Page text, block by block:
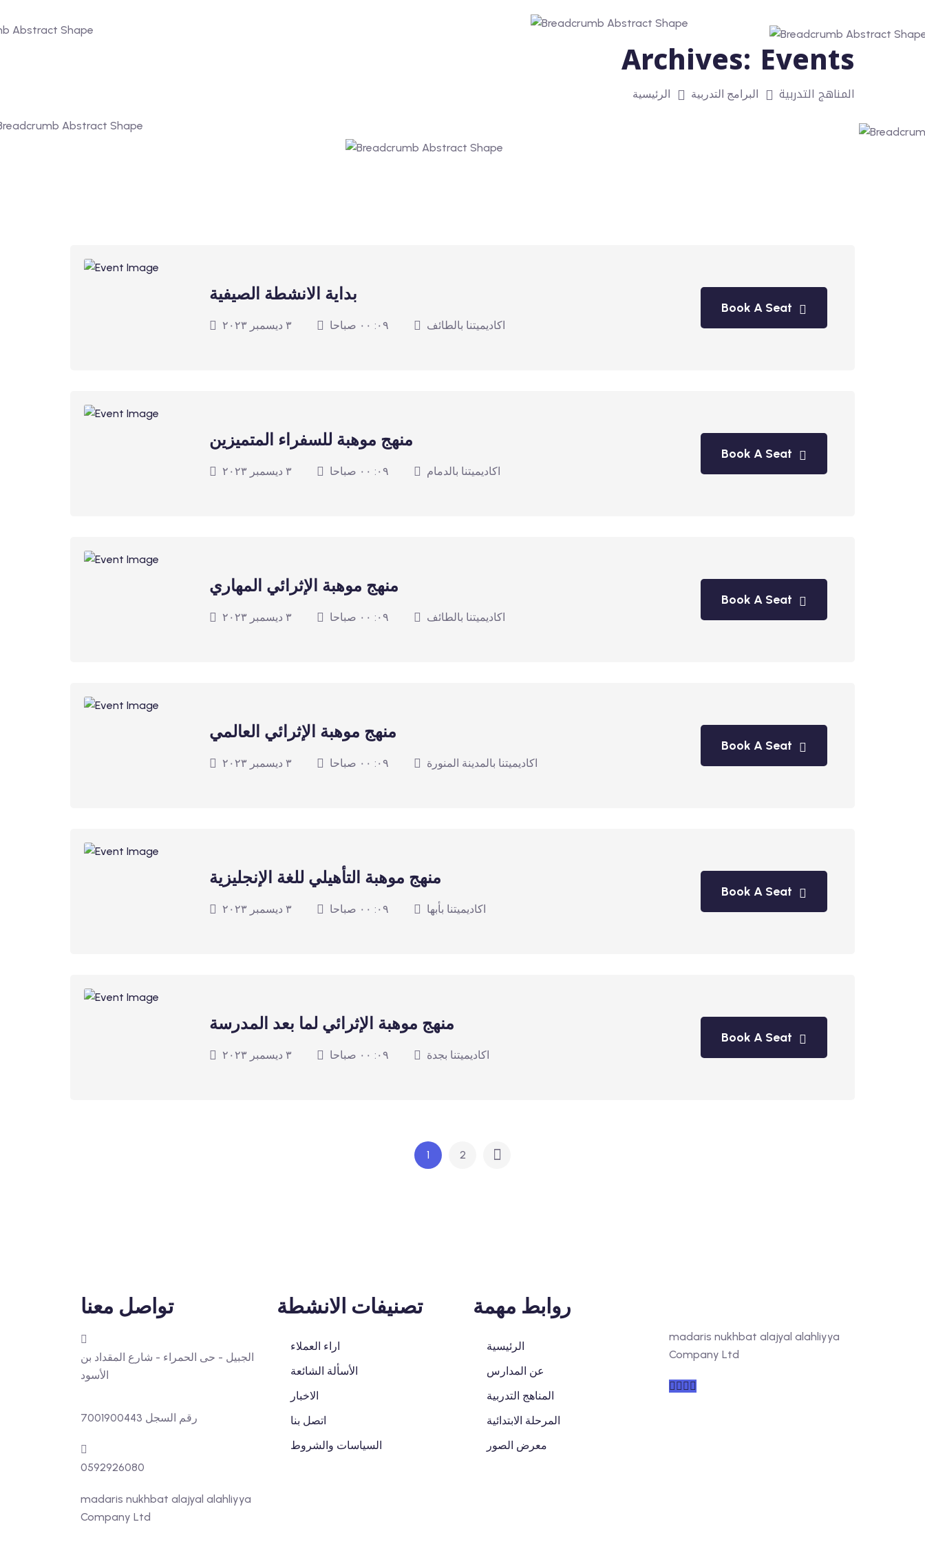
Archives: Events
الرئيسية البرامج التدربية المناهج التدربية
بداية الانشطة الصيفية
٣ ديسمبر ٢٠٢٣ ٠٩: ٠٠ صباحا اكاديميتنا بالطائف
Book A Seat
منهج موهبة للسفراء المتميزين
٣ ديسمبر ٢٠٢٣ ٠٩: ٠٠ صباحا اكاديميتنا بالدمام
Book A Seat
منهج موهبة الإثرائي المهاري
٣ ديسمبر ٢٠٢٣ ٠٩: ٠٠ صباحا اكاديميتنا بالطائف
Book A Seat
منهج موهبة الإثرائي العالمي
٣ ديسمبر ٢٠٢٣ ٠٩: ٠٠ صباحا اكاديميتنا بالمدينة المنورة
Book A Seat
منهج موهبة التأهيلي للغة الإنجليزية
٣ ديسمبر ٢٠٢٣ ٠٩: ٠٠ صباحا اكاديميتنا بأبها
Book A Seat
منهج موهبة الإثرائي لما بعد المدرسة
٣ ديسمبر ٢٠٢٣ ٠٩: ٠٠ صباحا اكاديميتنا بجدة
Book A Seat
1 2
تواصل معنا
الجبيل - حى الحمراء - شارع المقداد بن
الأسود
رقم السجل 7001900443
0592926080
madaris nukhbat alajyal alahliyya
Company Ltd
تصنيفات الانشطة
اراء العملاء
الأسألة الشائعة
الاخبار
اتصل بنا
السياسات والشروط
روابط مهمة
الرئيسية
عن المدارس
المناهج التدربية
المرحلة الابتدائية
معرض الصور
madaris nukhbat alajyal alahliyya
Company Ltd